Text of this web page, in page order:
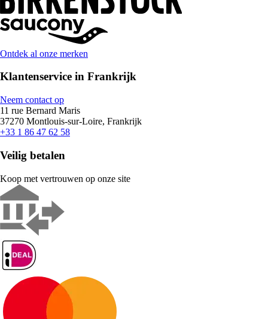
Ontdek al onze merken
Klantenservice in Frankrijk
Neem contact op
11 rue Bernard Maris
37270 Montlouis-sur-Loire, Frankrijk
+33 1 86 47 62 58
Veilig betalen
Koop met vertrouwen op onze site